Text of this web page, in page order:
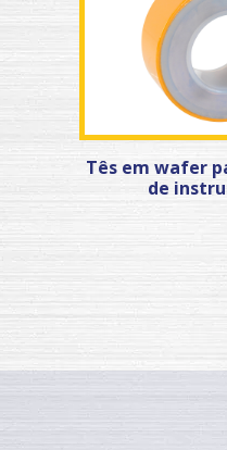
Tês em wafer
de